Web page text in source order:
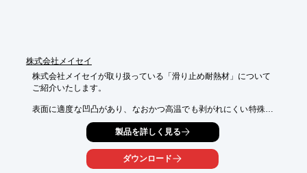
株式会社メイセイ
株式会社メイセイが取り扱っている「滑り止め耐熱材」について
ご紹介いたします。
表面に適度な凹凸があり、なおかつ高温でも剥がれにくい特殊塗
焼き付け塗布し、非常に耐久性の高い表面状態を維持。
設置もしやすく、部分取り換えも可能。色や形状は、使用場所、
用途によりご提案いたします。
製品を詳しく見る
ダウンロード